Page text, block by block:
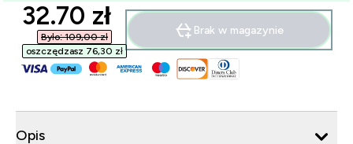
discounted price
32.70 zł‎
Było: 109,00 zł‎
oszczędzasz 76,30 zł‎
Brak w magazynie
Opis